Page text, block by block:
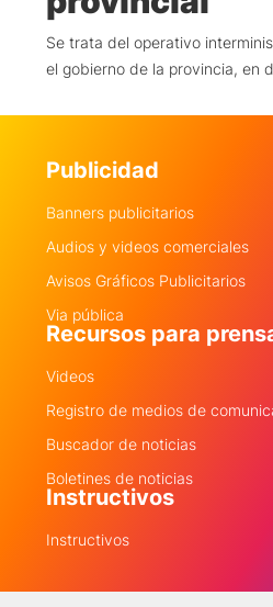
Se trata del operativo
el gobierno de la provincia, en
Publicidad
Banners publicitarios
Audios y videos comerciales
Avisos Gráficos Publicitarios
Via pública
Recursos para
Videos
Registro de medios de
Buscador de noticias
Boletines de noticias
Instructivos
Instructivos